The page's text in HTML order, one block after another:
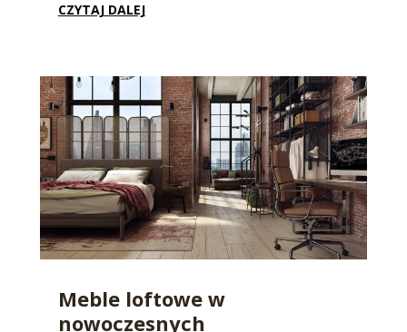
CZYTAJ DALEJ
Meble loftowe w
nowoczesnych